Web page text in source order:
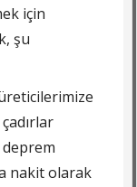
için
şu
nakit olarak